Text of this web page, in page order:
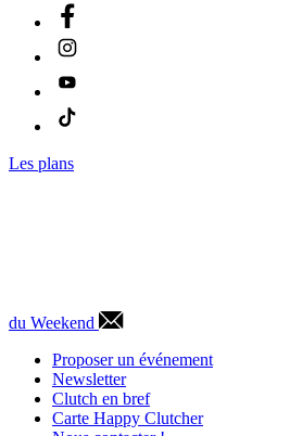
Les plans
du Weekend
Proposer un événement
Newsletter
Clutch en bref
Carte Happy Clutcher